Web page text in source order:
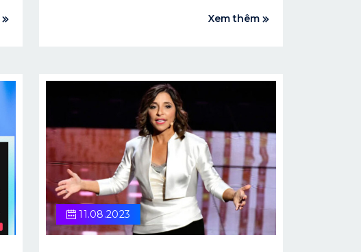
ứng dụng khác của liên bang và tiểu bang
Xem thêm
11.08.2023